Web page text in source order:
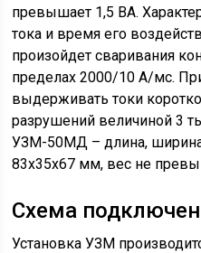
превышает 1,5 ВА.
тока и время его
произойдет сваривания
пределах 2000/10 А/мс.
выдерживать токи
разрушений величиной 3
УЗМ-50МД – длина,
83х35х67 мм, вес не
Схема
Установка УЗМ